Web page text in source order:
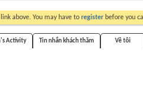
above. You may have to register before you
Activity Tin nhắn khách thăm Về tôi